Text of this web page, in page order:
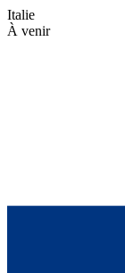
Italie
À venir